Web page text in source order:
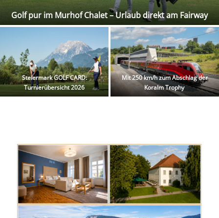
Golf pur im Murhof Chalet – Urlaub direkt am Fairway
Steiermark GOLF CARD:
Turnierübersicht 2026
Mit 250 km/h zum Abschlag der
Koralm Trophy